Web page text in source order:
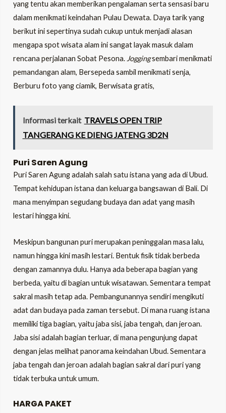
yang tentu akan memberikan pengalaman serta sensasi baru
dalam menikmati keindahan Pulau Dewata. Daya tarik yang
berikut ini sepertinya sudah cukup untuk menjadi alasan
mengapa spot wisata alam ini sangat layak masuk dalam
rencana perjalanan Sobat Pesona. Joggingsembari menikmati
pemandangan alam, Bersepeda sambil menikmati senja,
Berburu foto yang ciamik, Berwisata gratis,
Informasi terkait TRAVELS OPEN TRIP
TANGERANG KE DIENG JATENG 3D2N
Puri Saren Agung
Puri Saren Agung adalah salah satu istana yang ada di Ubud.
Tempat kehidupan istana dan keluarga bangsawan di Bali. Di
mana menyimpan segudang budaya dan adat yang masih
lestari hingga kini.
Meskipun bangunan puri merupakan peninggalan masa lalu,
namun hingga kini masih lestari. Bentuk fisik tidak berbeda
dengan zamannya dulu. Hanya ada beberapa bagian yang
berbeda, yaitu di bagian untuk wisatawan. Sementara tempat
sakral masih tetap ada. Pembangunannya sendiri mengikuti
adat dan budaya pada zaman tersebut. Di mana ruang istana
memiliki tiga bagian, yaitu jaba sisi, jaba tengah, dan jeroan.
Jaba sisi adalah bagian terluar, di mana pengunjung dapat
dengan jelas melihat panorama keindahan Ubud. Sementara
jaba tengah dan jeroan adalah bagian sakral dari puri yang
tidak terbuka untuk umum.
HARGA PAKET